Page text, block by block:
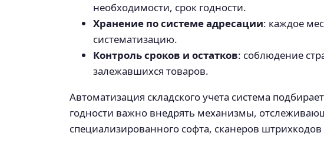
необходимости, срок годности.
Хранение по системе адресации: каждое
систематизацию.
Контроль сроков и остатков: соблюдение
залежавшихся товаров.
Автоматизация складского учета система
годности важно внедрять механизмы,
специализированного софта, сканеров